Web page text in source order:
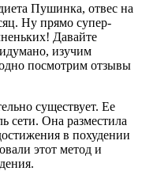
Пушинка, отвес на
Ну прямо супер-
Давайте
изучим
посмотрим отзывы
существует. Ее
сети. Она разместила
в похудении
этот метод и